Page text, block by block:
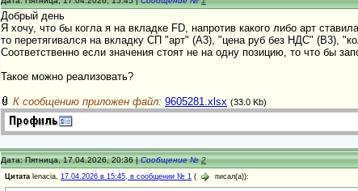
Добрый день
Я хочу, что бы когла я на вкладке FD, напротив какого либо арт
то перетягивался на вкладку СП "арт" (A3), "цена руб без НДС" (B3),
Соответственно если значения стоят не на одну позицию, то что бы
Такое можно реализовать?
К сообщению приложен файл: 9605281.xlsx (33.0 Kb)
Дата: Пятница, 17.04.2026, 20:36 |Сообщение №2
Цитата lenacia, 17.04.2026 в 15:45, в сообщении № 1 ( писал(а)):